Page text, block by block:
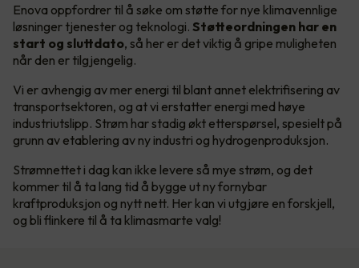
Enova oppfordrer til å søke om støtte for nye klimavennlige
løsninger tjenester og teknologi. Støtteordningen har en
start og sluttdato, så her er det viktig å gripe muligheten
når den er tilgjengelig.
Vi er avhengig av mer energi til blant annet elektrifisering av
transportsektoren, og at vi erstatter energi med høye
industriutslipp. Strøm har stadig økt etterspørsel, spesielt på
grunn av etablering av ny industri og hydrogenproduksjon.
Strømnettet i dag kan ikke levere så mye strøm, og det
kommer til å ta lang tid å bygge ut ny fornybar
kraftproduksjon og nytt nett. Her kan vi utgjøre en forskjell,
og bli flinkere til å ta klimasmarte valg!